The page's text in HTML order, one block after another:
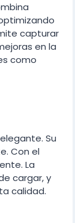
capturar
en la
como
Su
Con el
La
cargar, y
calidad.